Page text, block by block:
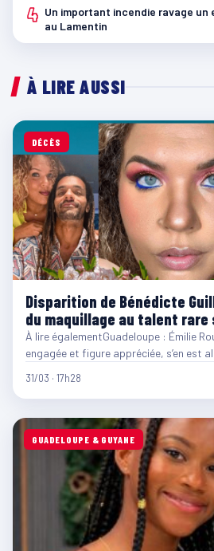
4 Un important incendie ravage un
au Lamentin
À LIRE AUSSI
DÉCÈS
Disparition de Bénédicte
du maquillage au talent rare
À lire égalementGuadeloupe : Émilie
engagée et figure appréciée, s’en est
31/03 · 17h28
GUADELOUPE & GUYANE